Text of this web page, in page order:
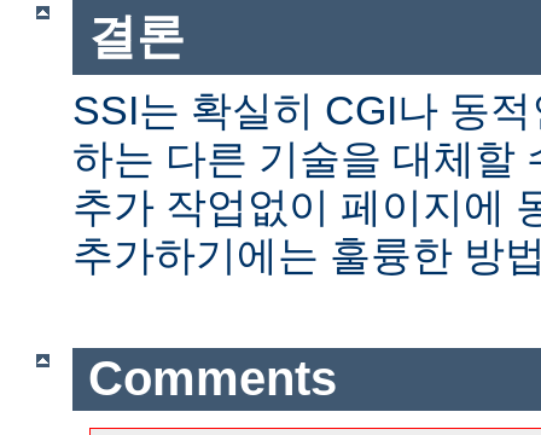
결론
SSI는 확실히 CGI나 동
하는 다른 기술을 대체할
추가 작업없이 페이지에
추가하기에는 훌륭한 방
Comments